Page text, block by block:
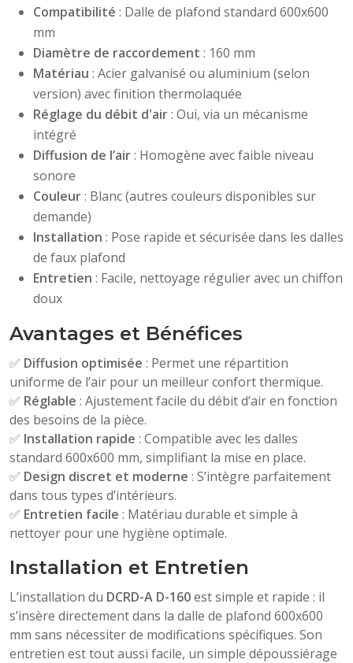
Compatibilité : Dalle de plafond standard 600x600
mm
Diamètre de raccordement : 160 mm
Matériau : Acier galvanisé ou aluminium (selon
version) avec finition thermolaquée
Réglage du débit d'air: Oui, via un mécanisme
intégré
Diffusion de l’air: Homogène avec faible niveau
sonore
Couleur: Blanc (autres couleurs disponibles sur
demande)
Installation : Pose rapide et sécurisée dans les dalles
de faux plafond
Entretien : Facile, nettoyage régulier avec un chiffon
doux
Avantages et Bénéfices
✅ Diffusion optimisée : Permet une répartition
uniforme de l’air pour un meilleur confort thermique.
✅ Réglable : Ajustement facile du débit d’air en fonction
des besoins de la pièce.
✅ Installation rapide : Compatible avec les dalles
standard 600x600 mm, simplifiant la mise en place.
✅ Design discret et moderne : S’intègre parfaitement
dans tous types d’intérieurs.
✅ Entretien facile : Matériau durable et simple à
nettoyer pour une hygiène optimale.
Installation et Entretien
L’installation du DCRD-A D-160est simple et rapide : il
s’insère directement dans la dalle de plafond 600x600
mm sans nécessiter de modifications spécifiques. Son
entretien est tout aussi facile, un simple dépoussiérage